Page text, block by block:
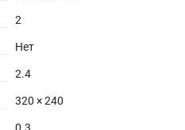
2
Нет
2.4
320 × 240